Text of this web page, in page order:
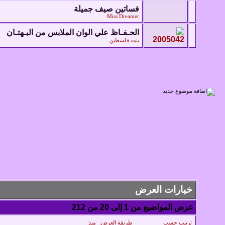
فساتين صيف جميلة
Miss Dreamer
الحـفـاظ علي الوان الملابس من البـهتـان
بنت فلسطين
خيارات العرض
عرض المواضيع من 1 إلى 20 من 212
ترتيب حسب طريقة العرض: منذ